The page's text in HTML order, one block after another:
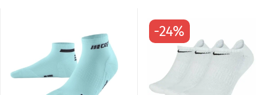
-24%